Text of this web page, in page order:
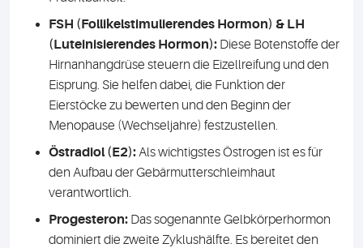
FSH (Follikelstimulierendes Hormon) & LH
(Luteinisierendes Hormon): Diese Botenstoffe der
Hirnanhangdrüse steuern die Eizellreifung und den
Eisprung. Sie helfen dabei, die Funktion der
Eierstöcke zu bewerten und den Beginn der
Menopause (Wechseljahre) festzustellen.
Östradiol (E2):Als wichtigstes Östrogen ist es für
den Aufbau der Gebärmutterschleimhaut
verantwortlich.
Progesteron: Das sogenannte Gelbkörperhormon
dominiert die zweite Zyklushälfte. Es bereitet den